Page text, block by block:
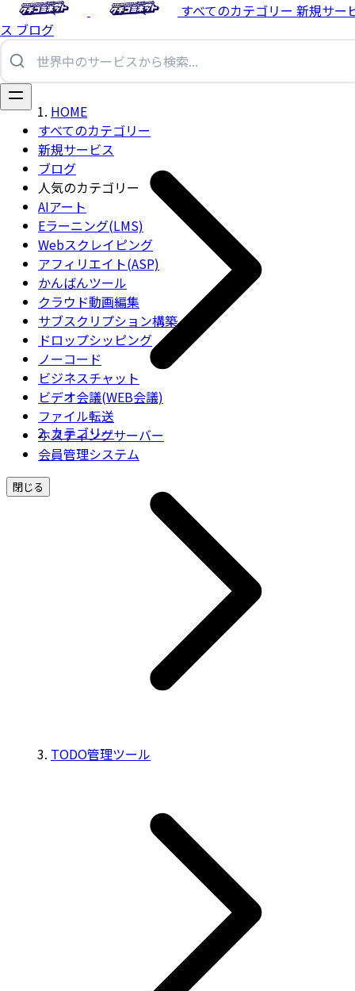
すべてのカテゴリー 新規サー
ス ブログ
すべてのカテゴリー
新規サービス
ブログ
人気のカテゴリー
AIアート
Eラーニング(LMS)
Webスクレイピング
アフィリエイト(ASP)
かんばんツール
クラウド動画編集
サブスクリプション構築
ドロップシッピング
ノーコード
ビジネスチャット
ビデオ会議(WEB会議)
ファイル転送
ホスティングサーバー
会員管理システム
閉じる
HOME
カテゴリー
TODO管理ツール